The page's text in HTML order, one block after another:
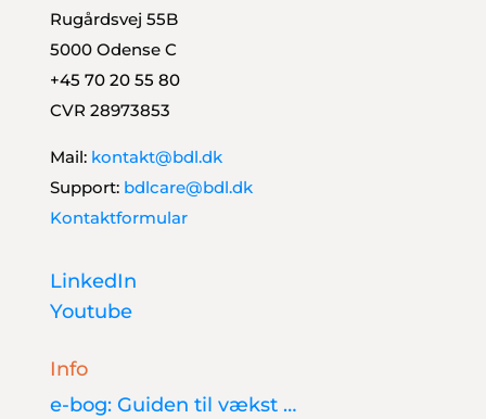
Rugårdsvej 55B
5000 Odense C
+45 70 20 55 80
CVR 28973853
Mail: kontakt@bdl.dk
Support: bdlcare@bdl.dk
Kontaktformular
LinkedIn
Youtube
Info
e-bog: Guiden til vækst …